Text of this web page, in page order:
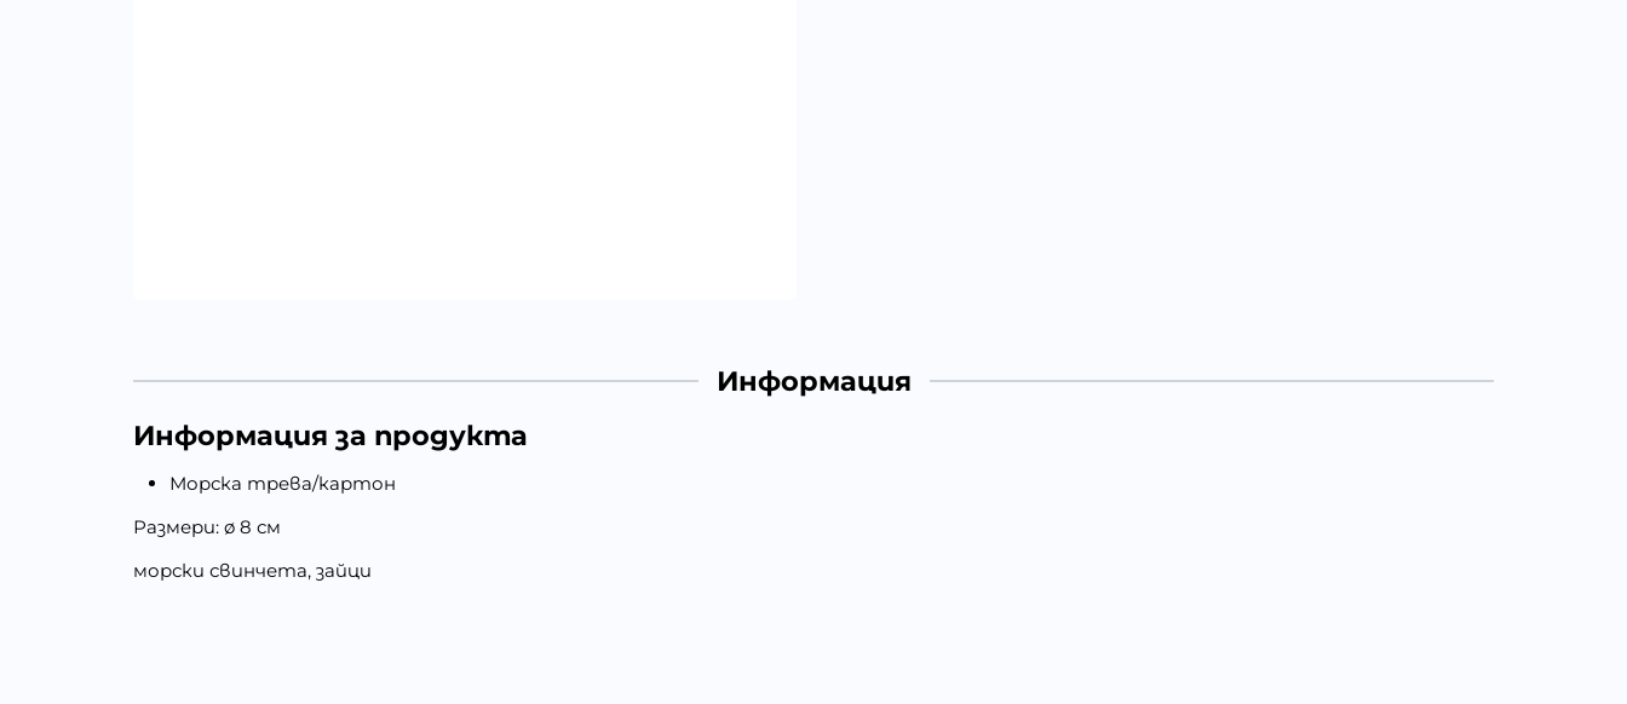
Информация
Информация за продукта
Морска трева/картон
Размери: ø 8 см
морски свинчета, зайци